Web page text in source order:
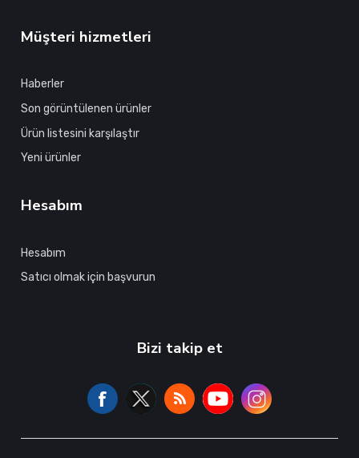
Müşteri hizmetleri
Haberler
Son görüntülenen ürünler
Ürün listesini karşılaştır
Yeni ürünler
Hesabım
Hesabım
Satıcı olmak için başvurun
Bizi takip et